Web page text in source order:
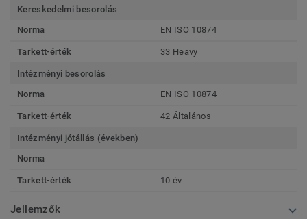
Kereskedelmi besorolás
Norma
EN ISO 10874
Tarkett-érték 33 Heavy
Intézményi besorolás
Norma
EN ISO 10874
Tarkett-érték 42 Általános
Intézményi jótállás (években)
Norma
-
Tarkett-érték 10 év
Jellemzők